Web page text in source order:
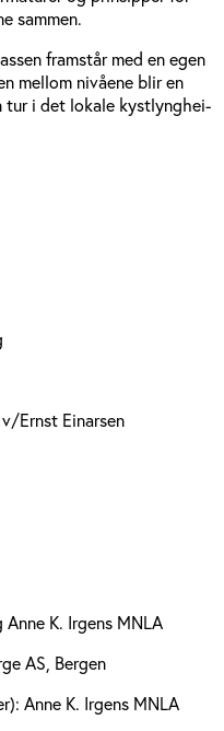
sammen.
framstår med en egen
mellom nivåene blir en
tur i det lokale kystlynghei-
Ernst Einarsen
K. Irgens MNLA
AS, Bergen
Anne K. Irgens MNLA